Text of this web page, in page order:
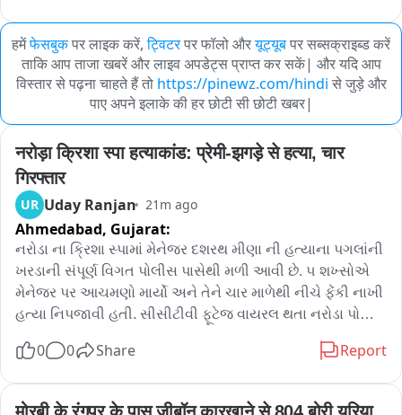
हमेंफेसबुकपर लाइक करें, ट्विटरपर फॉलो औरयूट्यूबपर सब्सक्राइब्ड करें
ताकि आप ताजा खबरें और लाइव अपडेट्स प्राप्त कर सकें| और यदि आप
विस्तार से पढ़ना चाहते हैं तो https://pinewz.com/hindi से जुड़े और
पाए अपने इलाके की हर छोटी सी छोटी खबर|
नरोड़ा क्रिशा स्पा हत्याकांड: प्रेमी-झगड़े से हत्या, चार
गिरफ्तार
UR Uday Ranjan 21m ago
Ahmedabad, Gujarat:
નરોડા ના ક્રિશા સ્પામાં મેનેજર દશરથ મીણા ની હત્યાના પગલાંની
ખરડાની સંપૂર્ણ વિગત પોલીસ પાસેથી મળી આવી છે. ૫ શખ્સોએ
મેનેજર પર આચમણો માર્યો અને તેને ચાર માળેથી નીચે ફેંકી નાખી
હત્યા નિપજાવી હતી. સીસીટીવી ફૂટેજ વાયરલ થતા નરોડા પોલીસ
આરોપી ફરાર છે. તપાસમાં જાણવા मिला કે હત્યા ગર્લફ્રેન્ડના
યુવતીઓના જીવલેણ વાધના પાછળની તબક્કાઓ પણ ઉકેલી
0 0 Share Report